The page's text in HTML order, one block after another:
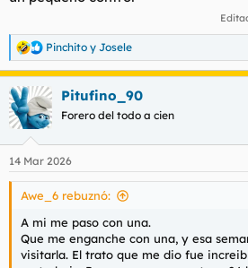
R
e
a
c
c
i
e
s
Pinchito y Josele
Pitufino_90
Forero del todo a cien
14 Mar 2026
Awe_6 rebuznó:
A mi me paso con una.
Que me enganche con una, y esa
visitarla. El trato que me dio fue